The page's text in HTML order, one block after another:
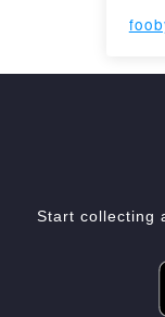
Start collecting